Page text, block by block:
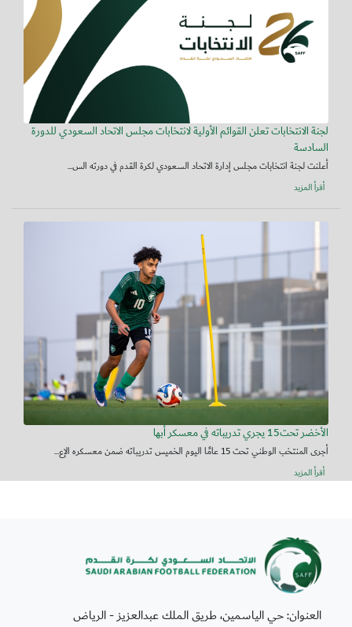
لجنة الانتخابات تعلن القوائم الأولية لانتخابات مجلس الاتحاد السعودي للدورة
السادسة
أعلنت لجنة انتخابات مجلس إدارة الاتحاد السعودي لكرة القدم في دورته الس...
أقرأ المزيد
الأخضر تحت15 يجري تدريباته في معسكر أبها
أجرى المنتخب الوطني تحت 15 عامًا اليوم الخميس تدريباته ضمن معسكره الإع...
أقرأ المزيد
العنوان: حي الياسمين، طريق الملك عبدالعزيز - الرياض